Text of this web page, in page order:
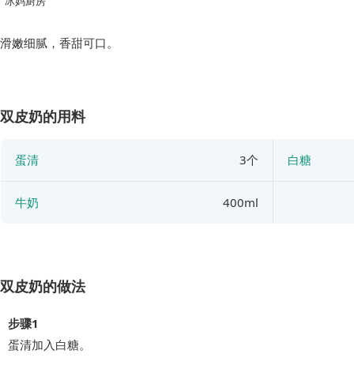
滑嫩细腻，香甜可口。
双皮奶的用料
蛋清 3个 白糖
牛奶 400ml
双皮奶的做法
步骤1
蛋清加入白糖。